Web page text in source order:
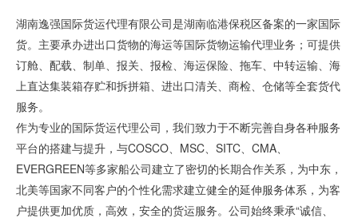
湖南逸强国际货运代理有限公司是湖南临港保税区备案的一家国际
货。主要承办进出口货物的海运等国际货物运输代理业务；可提供
订舱、配载、制单、报关、报检、海运保险、拖车、中转运输、海
上直达集装箱存贮和拆拼箱、进出口清关、商检、仓储等全套货代
服务。
作为专业的国际货运代理公司，我们致力于不断完善自身各种服务
平台的搭建与提升，与COSCO、MSC、SITC、CMA、
EVERGREEN等多家船公司建立了密切的长期合作关系，为中东，
北美等国家不同客户的个性化需求建立健全的延伸服务体系，为客
户提供更加优质，高效，安全的货运服务。公司始终秉承“诚信、